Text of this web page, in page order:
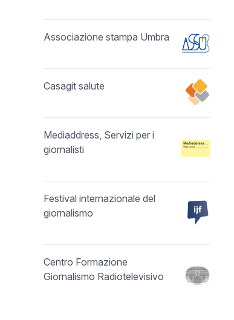
Associazione stampa Umbra
Casagit salute
Mediaddress, Servizi per i
giornalisti
Festival internazionale del
giornalismo
Centro Formazione
Giornalismo Radiotelevisivo